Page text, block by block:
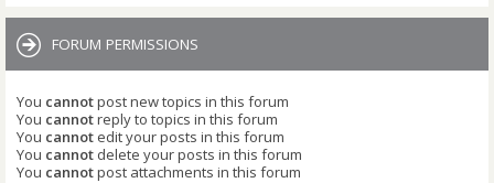
FORUM PERMISSIONS
You cannotpost new topics in this forum
You cannotreply to topics in this forum
You cannot edit your posts in this forum
You cannot delete your posts in this forum
You cannotpost attachments in this forum